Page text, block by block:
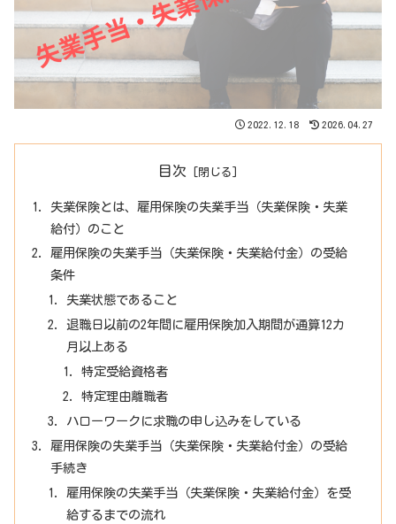
2022.12.18 2026.04.27
目次
失業保険とは、雇用保険の失業手当（失業保険・失業
給付）のこと
雇用保険の失業手当（失業保険・失業給付金）の受給
条件
失業状態であること
退職日以前の2年間に雇用保険加入期間が通算12カ
月以上ある
特定受給資格者
特定理由離職者
ハローワークに求職の申し込みをしている
雇用保険の失業手当（失業保険・失業給付金）の受給
手続き
雇用保険の失業手当（失業保険・失業給付金）を受
給するまでの流れ